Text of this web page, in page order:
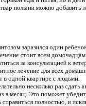
полыни можно добавить
заразился один
стоит всем
за консультацией к
лечение для всех
в одной квартире с людьми.
несколько раз сдать
в месяц. Это поможет
справиться полностью, и